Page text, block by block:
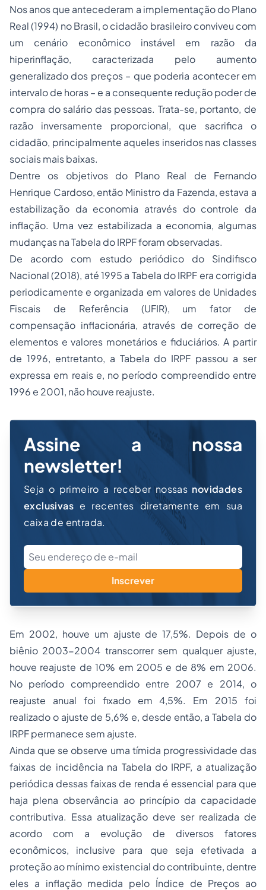
Nos anos que antecederam a implementação do Plano
Real (1994) no Brasil, o cidadão brasileiro conviveu com
um cenário econômico instável em razão da
hiperinflação, caracterizada pelo aumento
generalizado dos preços – que poderia acontecer em
intervalo de horas – e a consequente redução poder de
compra do salário das pessoas. Trata-se, portanto, de
razão inversamente proporcional, que sacrifica o
cidadão, principalmente aqueles inseridos nas classes
sociais mais baixas.
Dentre os objetivos do Plano Real de Fernando
Henrique Cardoso, então Ministro da Fazenda, estava a
estabilização da economia através do controle da
inflação. Uma vez estabilizada a economia, algumas
mudanças na Tabela do IRPF foram observadas.
De acordo com estudo periódico do Sindifisco
Nacional (2018), até 1995 a Tabela do IRPF era corrigida
periodicamente e organizada em valores de Unidades
Fiscais de Referência (UFIR), um fator de
compensação inflacionária, através de correção de
elementos e valores monetários e fiduciários. A partir
de 1996, entretanto, a Tabela do IRPF passou a ser
expressa em reais e, no período compreendido entre
1996 e 2001, não houve reajuste.
Assine a nossa
newsletter!
Seja o primeiro a receber nossas novidades
exclusivas e recentes diretamente em sua
caixa de entrada.
Inscrever
Em 2002, houve um ajuste de 17,5%. Depois de o
biênio 2003-2004 transcorrer sem qualquer ajuste,
houve reajuste de 10% em 2005 e de 8% em 2006.
No período compreendido entre 2007 e 2014, o
reajuste anual foi fixado em 4,5%. Em 2015 foi
realizado o ajuste de 5,6% e, desde então, a Tabela do
IRPF permanece sem ajuste.
Ainda que se observe uma tímida progressividade das
faixas de incidência na Tabela do IRPF, a atualização
periódica dessas faixas de renda é essencial para que
haja plena observância ao princípio da capacidade
contributiva. Essa atualização deve ser realizada de
acordo com a evolução de diversos fatores
econômicos, inclusive para que seja efetivada a
proteção ao mínimo existencial do contribuinte, dentre
eles a inflação medida pelo Índice de Preços ao